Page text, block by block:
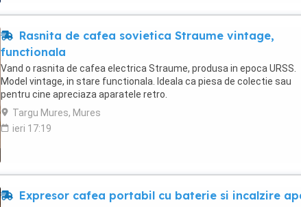
Rasnita de cafea sovietica Straume vintage,
functionala
Vand o rasnita de cafea electrica Straume, produsa in epoca URSS.
Model vintage, in stare functionala. Ideala ca piesa de colectie sau
pentru cine apreciaza aparatele retro.
Targu Mures, Mures
ieri 17:19
Expresor cafea portabil cu baterie si incalzire